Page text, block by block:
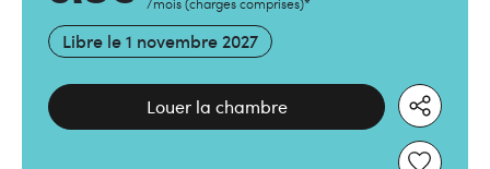
Libre le 1 novembre 2027
Louer la chambre